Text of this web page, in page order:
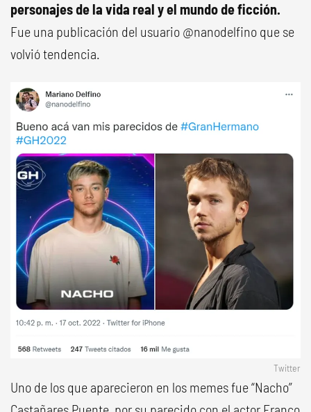
personajes de la vida real y el mundo de ficción.
Fue una publicación del usuario @nanodelfino que se
volvió tendencia.
Twitter
Uno de los que aparecieron en los memes fue “Nacho”